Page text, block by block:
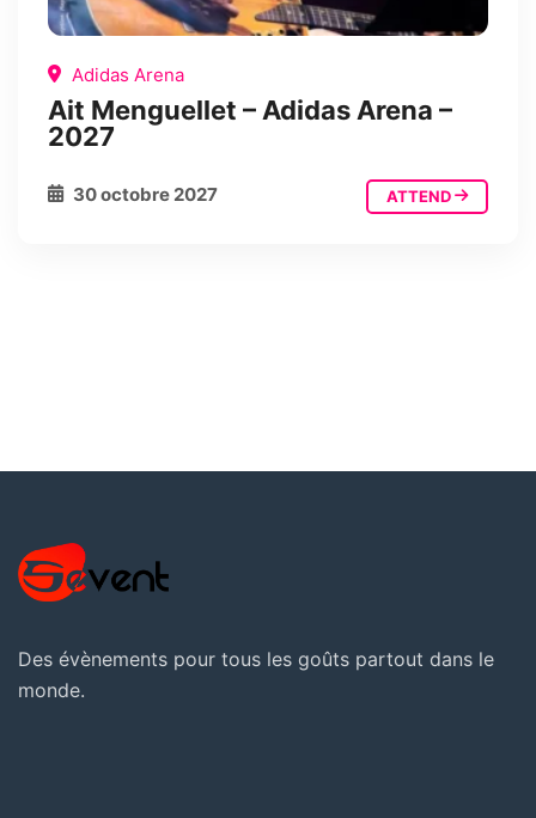
Adidas Arena
Ait Menguellet – Adidas Arena –
2027
30 octobre 2027 ATTEND
Des évènements pour tous les goûts partout dans le
monde.